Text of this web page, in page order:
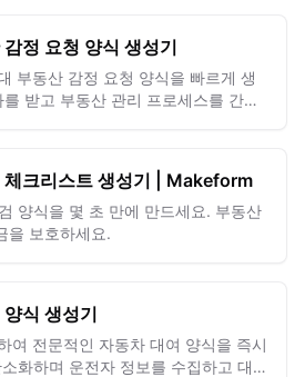
정 요청 양식 생성기
부동산 감정 요청 양식을 빠르게 생
받고 부동산 관리 프로세스를 간소
체크리스트 생성기 | Makeform
양식을 몇 초 만에 만드세요. 부동산
을 보호하세요.
식 생성기
여 전문적인 자동차 대여 양식을 즉시
화하며 운전자 정보를 수집하고 대여